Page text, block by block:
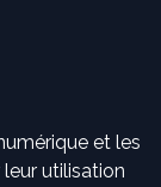
et les
utilisation